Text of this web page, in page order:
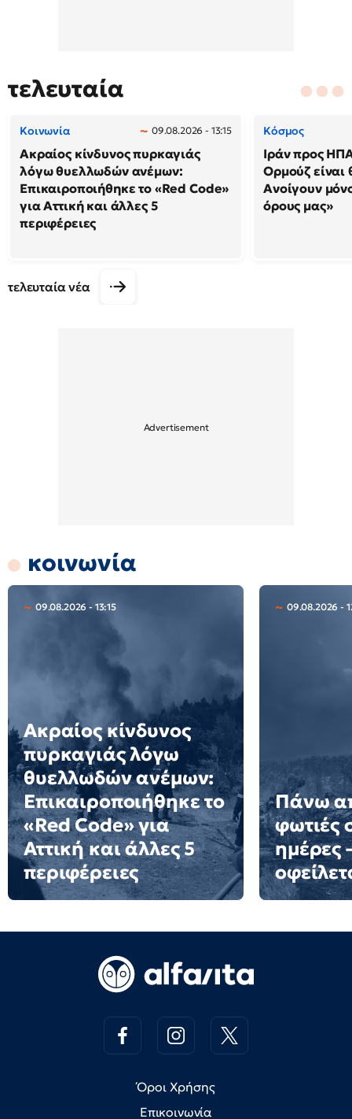
τελευταία
Κοινωνία 09.08.2026 - 13:15
Ακραίος κίνδυνος πυρκαγιάς
λόγω θυελλωδών ανέμων:
Επικαιροποιήθηκε το «Red Code»
για Αττική και άλλες 5
περιφέρειες
Κόσμος
Ιράν προς
Ορμούζ είναι
Ανοίγουν
όρους μας»
τελευταία νέα
κοινωνία
09.08.2026 - 13:15
Ακραίος κίνδυνος
πυρκαγιάς λόγω
θυελλωδών ανέμων:
Επικαιροποιήθηκε το
«Red Code» για
Αττική και άλλες 5
περιφέρειες
09.08.2026 -
Πάνω
φωτιές
ημέρες
Όροι Χρήσης
Επικοινωνία